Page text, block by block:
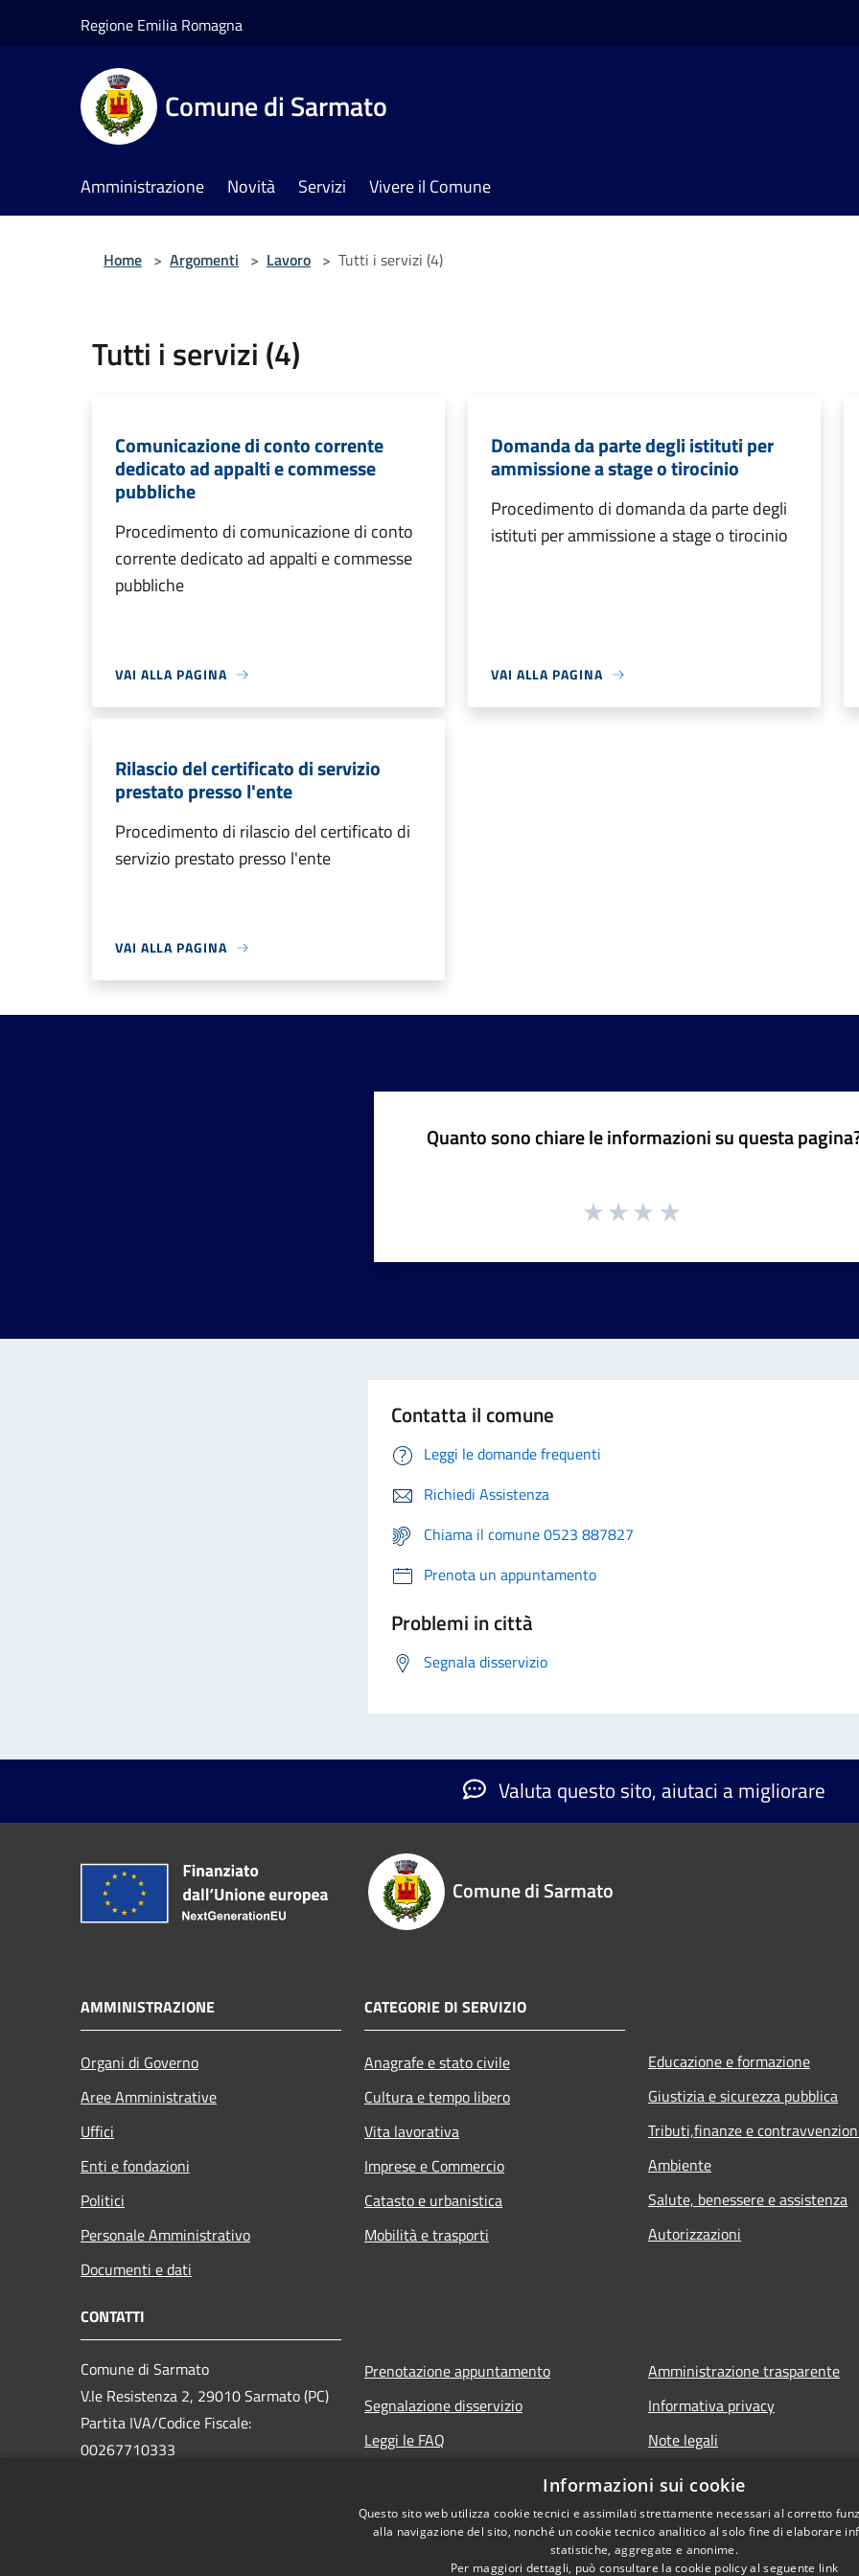
Regione Emilia Romagna
Comune di Sarmato
Amministrazione Novità Servizi Vivere il Comune
Home > Argomenti > Lavoro > Tutti i servizi (4)
Tutti i servizi (4)
Comunicazione di conto corrente
dedicato ad appalti e commesse
pubbliche
Procedimento di comunicazione di conto
corrente dedicato ad appalti e commesse
pubbliche
VAI ALLA PAGINA
Domanda da parte degli istituti per
ammissione a stage o tirocinio
Procedimento di domanda da parte degli
istituti per ammissione a stage o tirocinio
VAI ALLA PAGINA
Rilascio del certificato di servizio
prestato presso l'ente
Procedimento di rilascio del certificato di
servizio prestato presso l'ente
VAI ALLA PAGINA
Quanto sono chiare le informazioni su questa
Contatta il comune
Leggi le domande frequenti
Richiedi Assistenza
Chiama il comune 0523 887827
Prenota un appuntamento
Problemi in città
Segnala disservizio
Valuta questo sito, aiutaci a migliorare
Comune di Sarmato
AMMINISTRAZIONE
Organi di Governo
Aree Amministrative
Uffici
Enti e fondazioni
Politici
Personale Amministrativo
Documenti e dati
CATEGORIE DI SERVIZIO
Anagrafe e stato civile
Cultura e tempo libero
Vita lavorativa
Imprese e Commercio
Catasto e urbanistica
Mobilità e trasporti
Educazione e formazione
Giustizia e sicurezza pubblica
Tributi,finanze e
Ambiente
Salute, benessere e assistenza
Autorizzazioni
CONTATTI
Comune di Sarmato
V.le Resistenza 2, 29010 Sarmato (PC)
Partita IVA/Codice Fiscale:
00267710333
Prenotazione appuntamento
Segnalazione disservizio
Leggi le FAQ
Amministrazione trasparente
Informativa privacy
Note legali
Dichiarazione di accessibilità
Informazioni sui cookie
Questo sito web utilizza cookie tecnici e assimilati strettamente necessari al corretto
alla navigazione del sito, nonché un cookie tecnico analitico al solo fine di elaborare
statistiche, aggregate e anonime.
Per maggiori dettagli, può consultare la cookie policy al seguente link